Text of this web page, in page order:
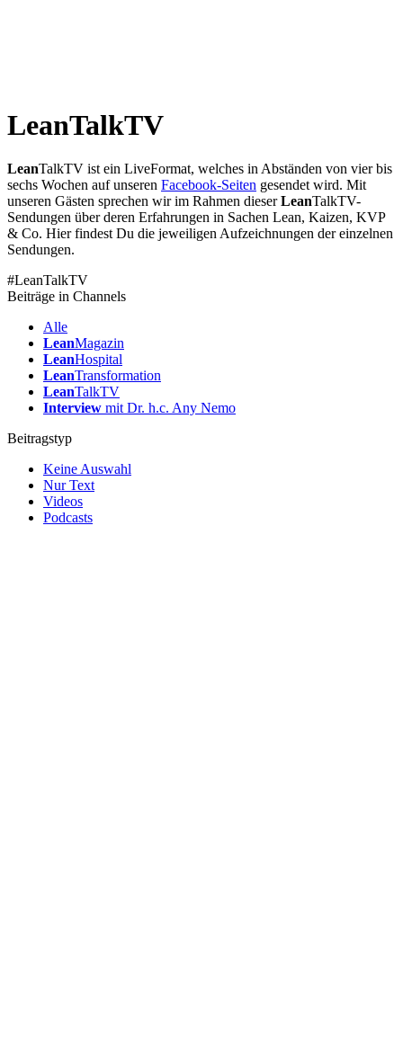
LeanTalkTV
LeanTalkTV ist ein LiveFormat, welches in Abständen von vier bis
sechs Wochen auf unseren Facebook-Seiten gesendet wird. Mit
unseren Gästen sprechen wir im Rahmen dieserLeanTalkTV-
Sendungen über deren Erfahrungen in Sachen Lean, Kaizen, KVP
& Co. Hier findest Du die jeweiligen Aufzeichnungen der einzelnen
Sendungen.
#LeanTalkTV
Beiträge in Channels
Alle
LeanMagazin
LeanHospital
LeanTransformation
LeanTalkTV
Interview mit Dr. h.c. Any Nemo
Beitragstyp
Keine Auswahl
Nur Text
Videos
Podcasts